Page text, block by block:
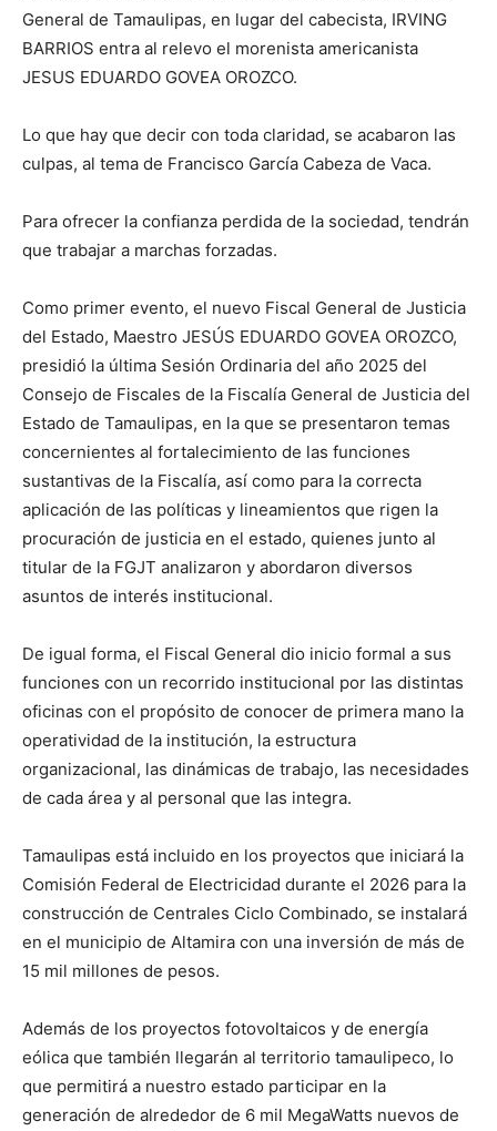
General de Tamaulipas, en lugar del cabecista, IRVING
BARRIOS entra al relevo el morenista americanista
JESUS EDUARDO GOVEA OROZCO.
Lo que hay que decir con toda claridad, se acabaron las
culpas, al tema de Francisco García Cabeza de Vaca.
Para ofrecer la confianza perdida de la sociedad, tendrán
que trabajar a marchas forzadas.
Como primer evento, el nuevo Fiscal General de Justicia
del Estado, Maestro JESÚS EDUARDO GOVEA OROZCO,
presidió la última Sesión Ordinaria del año 2025 del
Consejo de Fiscales de la Fiscalía General de Justicia del
Estado de Tamaulipas, en la que se presentaron temas
concernientes al fortalecimiento de las funciones
sustantivas de la Fiscalía, así como para la correcta
aplicación de las políticas y lineamientos que rigen la
procuración de justicia en el estado, quienes junto al
titular de la FGJT analizaron y abordaron diversos
asuntos de interés institucional.
De igual forma, el Fiscal General dio inicio formal a sus
funciones con un recorrido institucional por las distintas
oficinas con el propósito de conocer de primera mano la
operatividad de la institución, la estructura
organizacional, las dinámicas de trabajo, las necesidades
de cada área y al personal que las integra.
Tamaulipas está incluido en los proyectos que iniciará la
Comisión Federal de Electricidad durante el 2026 para la
construcción de Centrales Ciclo Combinado, se instalará
en el municipio de Altamira con una inversión de más de
15 mil millones de pesos.
Además de los proyectos fotovoltaicos y de energía
eólica que también llegarán al territorio tamaulipeco, lo
que permitirá a nuestro estado participar en la
generación de alrededor de 6 mil MegaWatts nuevos de